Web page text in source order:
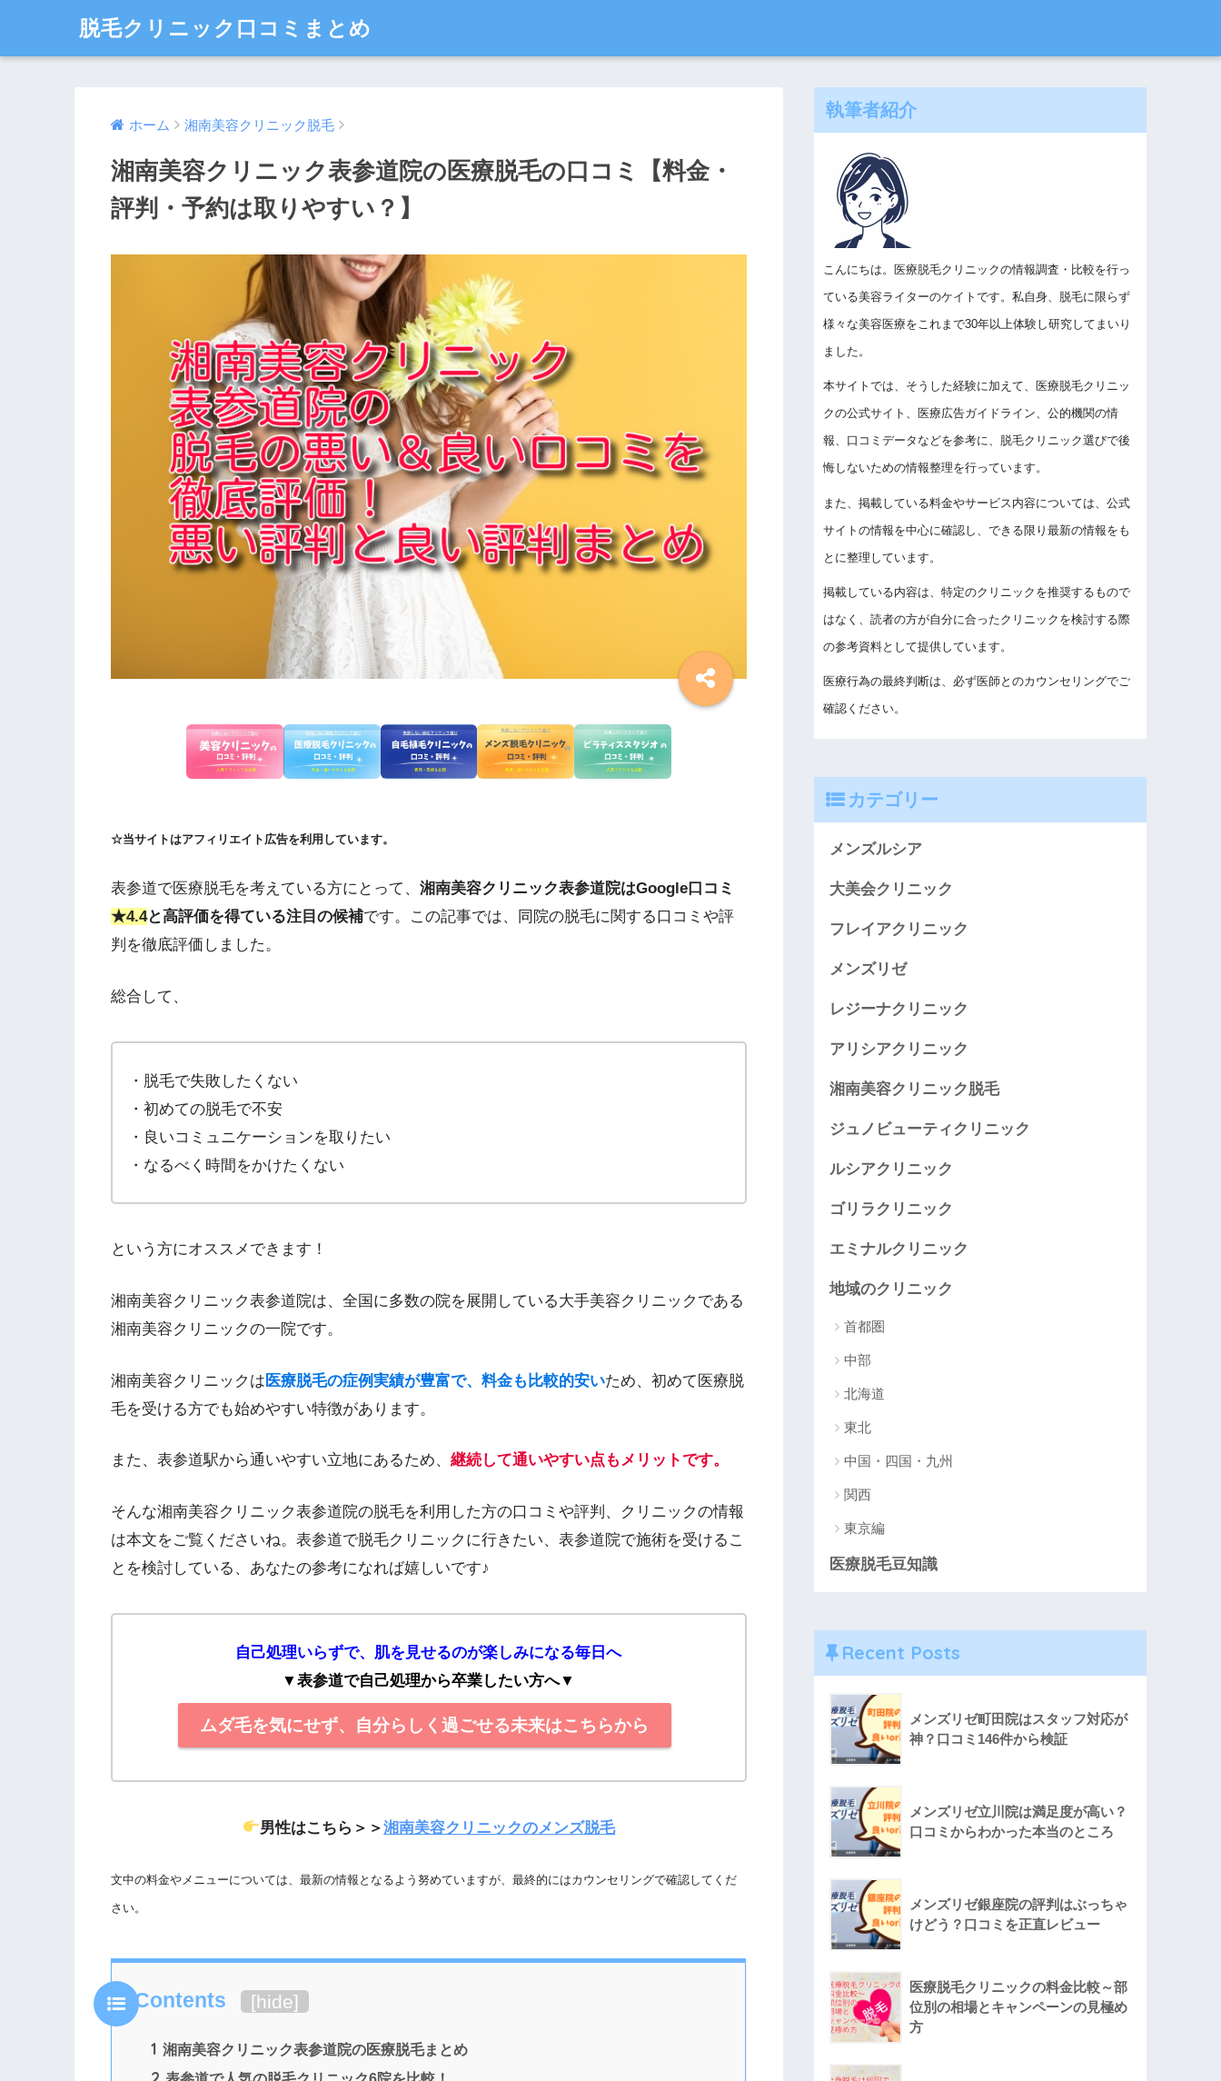
脱毛クリニック口コミまとめ
ホーム 湘南美容クリニック脱毛
湘南美容クリニック表参道院の医療脱毛の口コミ【料金・
評判・予約は取りやすい？】
☆当サイトはアフィリエイト広告を利用しています。
表参道で医療脱毛を考えている方にとって、 湘南美容クリニック表参道院はGoogle口コミ
★4.4と高評価を得ている注目の候補です。この記事では、同院の脱毛に関する口コミや評
判を徹底評価しました。
総合して、
・脱毛で失敗したくない
・初めての脱毛で不安
・良いコミュニケーションを取りたい
・なるべく時間をかけたくない
という方にオススメできます！
湘南美容クリニック表参道院は、全国に多数の院を展開している大手美容クリニックである
湘南美容クリニックの一院です。
湘南美容クリニックは 医療脱毛の症例実績が豊富で、料金も比較的安いため、初めて医療脱
毛を受ける方でも始めやすい特徴があります。
また、表参道駅から通いやすい立地にあるため、 継続して通いやすい点もメリットです。
そんな湘南美容クリニック表参道院の脱毛を利用した方の口コミや評判、クリニックの情報
は本文をご覧くださいね。表参道で脱毛クリニックに行きたい、表参道院で施術を受けるこ
とを検討している、あなたの参考になれば嬉しいです♪
自己処理いらずで、肌を見せるのが楽しみになる毎日へ
▼表参道で自己処理から卒業したい方へ▼
ムダ毛を気にせず、自分らしく過ごせる未来はこちらから
男性はこちら＞＞湘南美容クリニックのメンズ脱毛
文中の料金やメニューについては、最新の情報となるよう努めていますが、最終的にはカウンセリングで確認してくだ
さい。
Contents [hide]
1 湘南美容クリニック表参道院の医療脱毛まとめ
執筆者紹介
こんにちは。医療脱毛クリニックの情報調査・比較を行っ
ている美容ライターのケイトです。私自身、脱毛に限らず
様々な美容医療をこれまで30年以上体験し研究してまいり
ました。
本サイトでは、そうした経験に加えて、医療脱毛クリニッ
クの公式サイト、医療広告ガイドライン、公的機関の情
報、口コミデータなどを参考に、脱毛クリニック選びで後
悔しないための情報整理を行っています。
また、掲載している料金やサービス内容については、公式
サイトの情報を中心に確認し、できる限り最新の情報をも
とに整理しています。
掲載している内容は、特定のクリニックを推奨するもので
はなく、読者の方が自分に合ったクリニックを検討する際
の参考資料として提供しています。
医療行為の最終判断は、必ず医師とのカウンセリングでご
確認ください。
カテゴリー
メンズルシア
大美会クリニック
フレイアクリニック
メンズリゼ
レジーナクリニック
アリシアクリニック
湘南美容クリニック脱毛
ジュノビューティクリニック
ルシアクリニック
ゴリラクリニック
エミナルクリニック
地域のクリニック
首都圏
中部
北海道
東北
中国・四国・九州
関西
東京編
医療脱毛豆知識
Recent Posts
メンズリゼ町田院はスタッフ対応が
神？口コミ146件から検証
メンズリゼ立川院は満足度が高い？
口コミからわかった本当のところ
メンズリゼ銀座院の評判はぶっちゃ
けどう？口コミを正直レビュー
医療脱毛クリニックの料金比較～部
位別の相場とキャンペーンの見極め
方